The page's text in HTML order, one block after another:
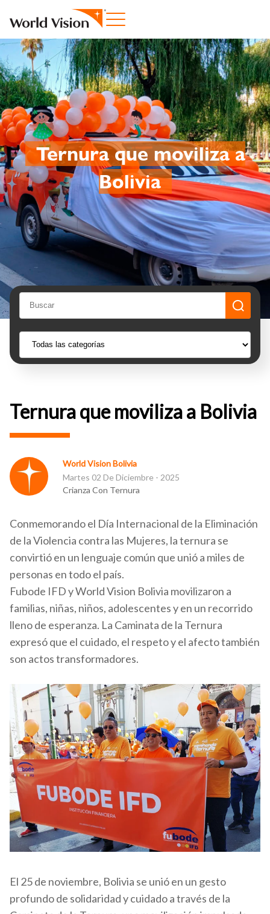
Ternura que moviliza a
Bolivia
Ternura que moviliza a Bolivia
World Vision Bolivia
Martes 02 De Diciembre - 2025
Crianza Con Ternura
Conmemorando el Día Internacional de la Eliminación
de la Violencia contra las Mujeres, la ternura se
convirtió en un lenguaje común que unió a miles de
personas en todo el país.
Fubode IFD y World Vision Bolivia movilizaron a
familias, niñas, niños, adolescentes y en un recorrido
lleno de esperanza. La Caminata de la Ternura
expresó que el cuidado, el respeto y el afecto también
son actos transformadores.
El 25 de noviembre, Bolivia se unió en un gesto
profundo de solidaridad y cuidado a través de la